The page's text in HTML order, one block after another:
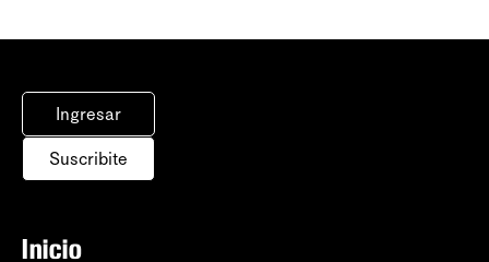
Ingresar
Suscribite
Inicio